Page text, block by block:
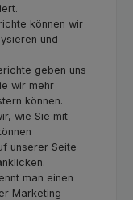
können wir
und
geben uns
wir mehr
können.
wie Sie mit
unserer Seite
man einen
Marketing-